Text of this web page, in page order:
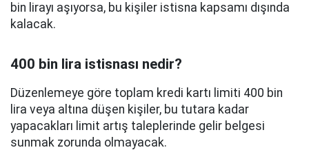
bin lirayı aşıyorsa, bu kişiler istisna kapsamı dışında
kalacak.
400 bin lira istisnası nedir?
Düzenlemeye göre toplam kredi kartı limiti 400 bin
lira veya altına düşen kişiler, bu tutara kadar
yapacakları limit artış taleplerinde gelir belgesi
sunmak zorunda olmayacak.